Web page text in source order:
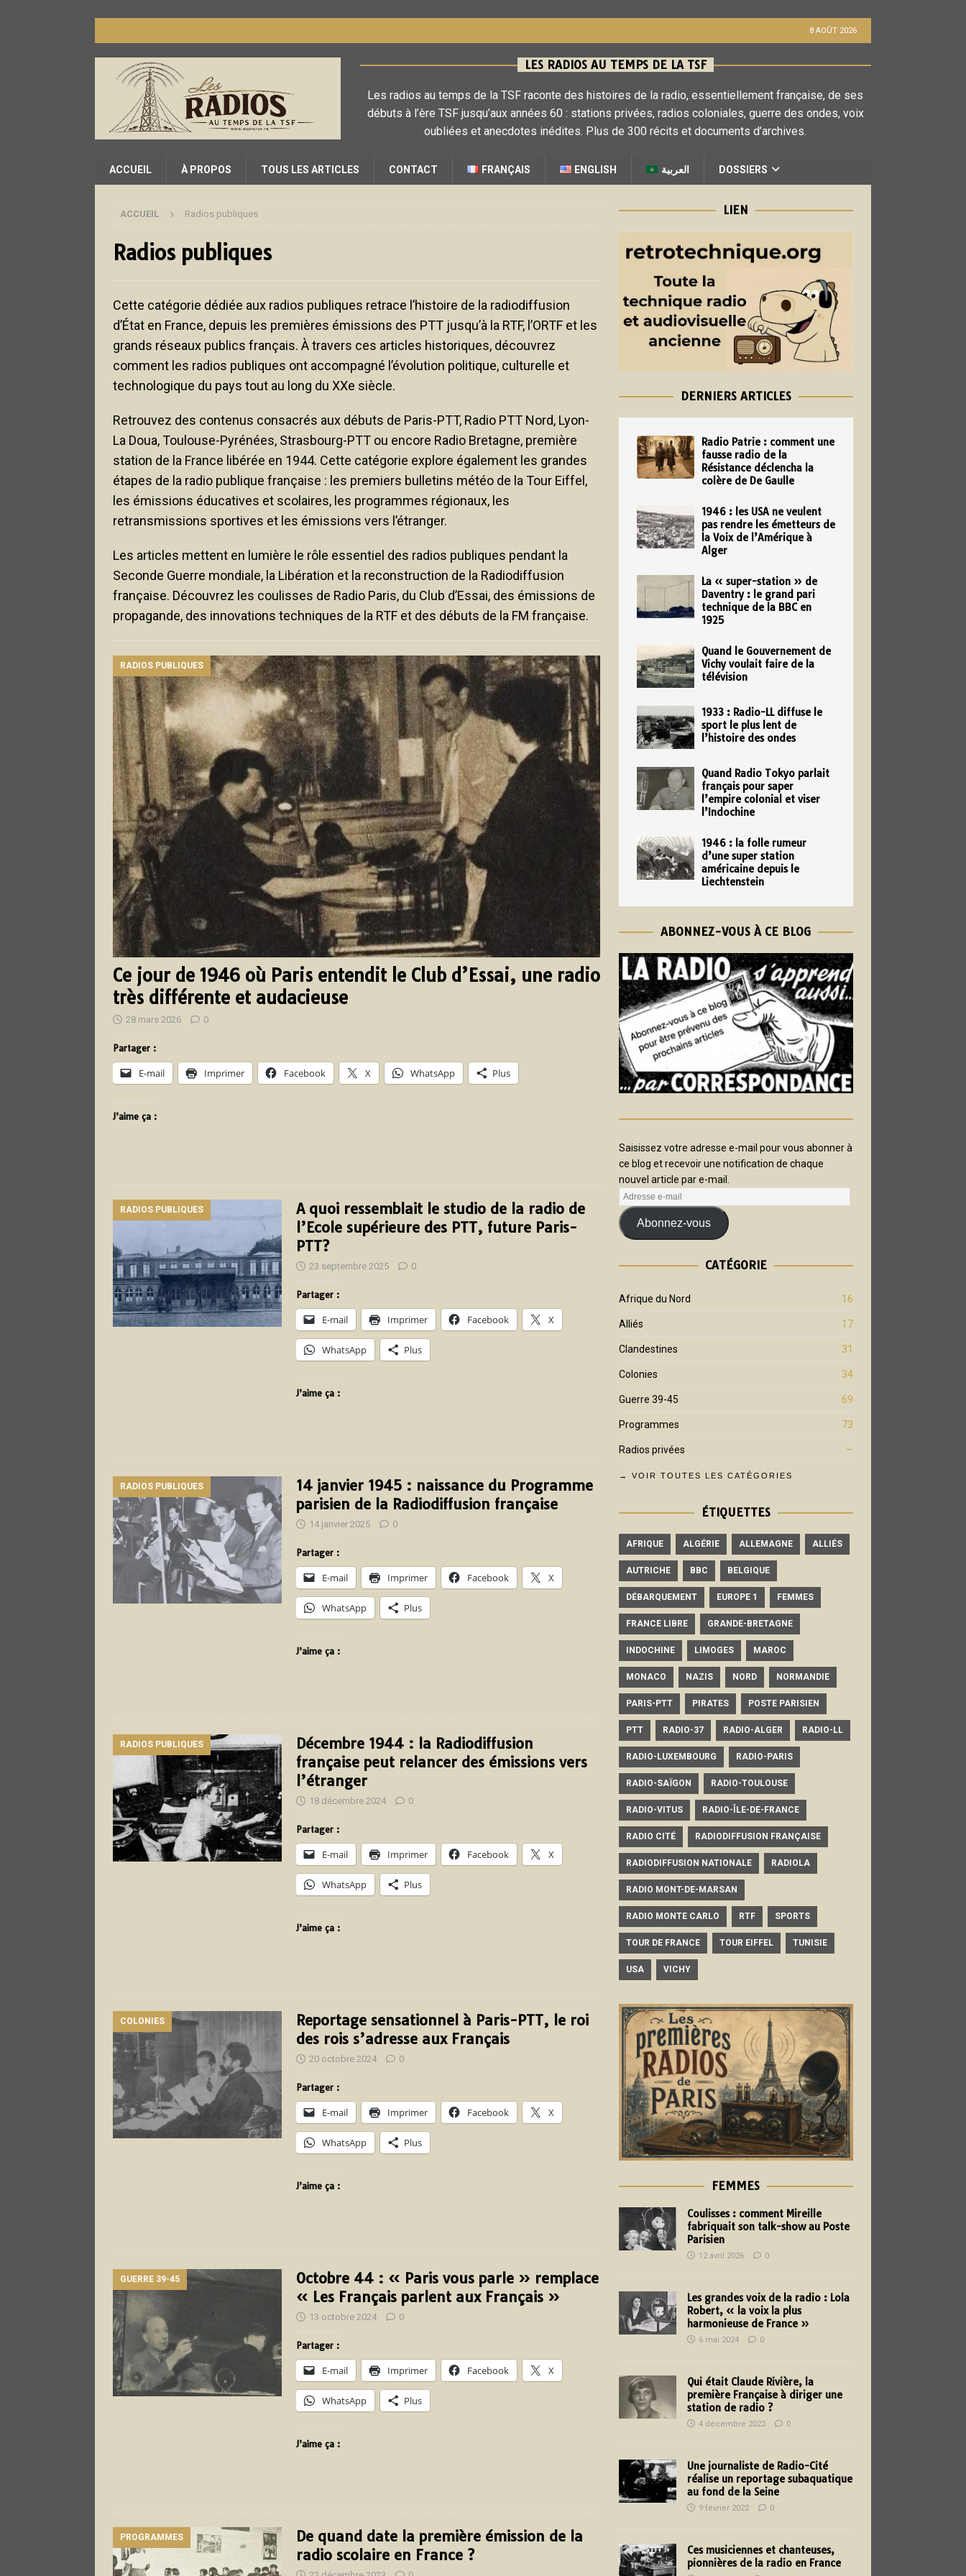
8 AOÛT 2026
LES RADIOS AU TEMPS DE LA TSF
Les radios au temps de la TSF raconte des histoires de la radio, essentiellement française, de ses
débuts à l’ère TSF jusqu’aux années 60 : stations privées, radios coloniales, guerre des ondes, voix
oubliées et anecdotes inédites. Plus de 300 récits et documents d’archives.
ACCUEIL À PROPOS TOUS LES ARTICLES CONTACT FRANÇAIS ENGLISH العربية DOSSIERS
ACCUEIL Radios publiques
Radios publiques
Cette catégorie dédiée aux radios publiques retrace l’histoire de la radiodiffusion
d’État en France, depuis les premières émissions des PTT jusqu’à la RTF, l’ORTF et les
grands réseaux publics français. À travers ces articles historiques, découvrez
comment les radios publiques ont accompagné l’évolution politique, culturelle et
technologique du pays tout au long du XXe siècle.
Retrouvez des contenus consacrés aux débuts de Paris-PTT, Radio PTT Nord, Lyon-
La Doua, Toulouse-Pyrénées, Strasbourg-PTT ou encore Radio Bretagne, première
station de la France libérée en 1944. Cette catégorie explore également les grandes
étapes de la radio publique française : les premiers bulletins météo de la Tour Eiffel,
les émissions éducatives et scolaires, les programmes régionaux, les
retransmissions sportives et les émissions vers l’étranger.
Les articles mettent en lumière le rôle essentiel des radios publiques pendant la
Seconde Guerre mondiale, la Libération et la reconstruction de la Radiodiffusion
française. Découvrez les coulisses de Radio Paris, du Club d’Essai, des émissions de
propagande, des innovations techniques de la RTF et des débuts de la FM française.
RADIOS PUBLIQUES
Ce jour de 1946 où Paris entendit le Club d’Essai, une radio
très différente et audacieuse
28 mars 2026 0
Partager :
E-mail Imprimer Facebook X WhatsApp Plus
J’aime ça :
RADIOS PUBLIQUES
A quoi ressemblait le studio de la radio de
l’Ecole supérieure des PTT, future Paris-
PTT?
23 septembre 2025 0
Partager :
E-mail Imprimer Facebook X
WhatsApp Plus
J’aime ça :
RADIOS PUBLIQUES
14 janvier 1945 : naissance du Programme
parisien de la Radiodiffusion française
14 janvier 2025 0
Partager :
E-mail Imprimer Facebook X
WhatsApp Plus
J’aime ça :
RADIOS PUBLIQUES
Décembre 1944 : la Radiodiffusion
française peut relancer des émissions vers
l’étranger
18 décembre 2024 0
Partager :
E-mail Imprimer Facebook X
WhatsApp Plus
J’aime ça :
COLONIES
Reportage sensationnel à Paris-PTT, le roi
des rois s’adresse aux Français
20 octobre 2024 0
Partager :
E-mail Imprimer Facebook X
WhatsApp Plus
J’aime ça :
GUERRE 39-45
Octobre 44 : « Paris vous parle » remplace
« Les Français parlent aux Français »
13 octobre 2024 0
Partager :
E-mail Imprimer Facebook X
WhatsApp Plus
J’aime ça :
PROGRAMMES
De quand date la première émission de la
radio scolaire en France ?
LIEN
DERNIERS ARTICLES
Radio Patrie : comment une
fausse radio de la
Résistance déclencha la
colère de De Gaulle
1946 : les USA ne veulent
pas rendre les émetteurs de
la Voix de l’Amérique à
Alger
La « super-station » de
Daventry : le grand pari
technique de la BBC en
1925
Quand le Gouvernement de
Vichy voulait faire de la
télévision
1933 : Radio-LL diffuse le
sport le plus lent de
l’histoire des ondes
Quand Radio Tokyo parlait
français pour saper
l’empire colonial et viser
l’Indochine
1946 : la folle rumeur
d’une super station
américaine depuis le
Liechtenstein
ABONNEZ-VOUS À CE BLOG
Saisissez votre adresse e-mail pour vous abonner à
ce blog et recevoir une notification de chaque
nouvel article par e-mail.
Abonnez-vous
CATÉGORIE
Afrique du Nord 16
Alliés 17
Clandestines 31
Colonies 34
Guerre 39-45 69
Programmes 73
Radios privées —
→ VOIR TOUTES LES CATÉGORIES
ÉTIQUETTES
AFRIQUE ALGÉRIE ALLEMAGNE ALLIÉS
AUTRICHE BBC BELGIQUE
DÉBARQUEMENT EUROPE 1 FEMMES
FRANCE LIBRE GRANDE-BRETAGNE
INDOCHINE LIMOGES MAROC
MONACO NAZIS NORD NORMANDIE
PARIS-PTT PIRATES POSTE PARISIEN
PTT RADIO-37 RADIO-ALGER RADIO-LL
RADIO-LUXEMBOURG RADIO-PARIS
RADIO-SAÏGON RADIO-TOULOUSE
RADIO-VITUS RADIO-ÎLE-DE-FRANCE
RADIO CITÉ RADIODIFFUSION FRANÇAISE
RADIODIFFUSION NATIONALE RADIOLA
RADIO MONT-DE-MARSAN
RADIO MONTE CARLO RTF SPORTS
TOUR DE FRANCE TOUR EIFFEL TUNISIE
USA VICHY
FEMMES
Coulisses : comment Mireille
fabriquait son talk-show au Poste
Parisien
12 avril 2026 0
Les grandes voix de la radio : Lola
Robert, « la voix la plus
harmonieuse de France »
6 mai 2024 0
Qui était Claude Rivière, la
première Française à diriger une
station de radio ?
4 décembre 2022 0
Une journaliste de Radio-Cité
réalise un reportage subaquatique
au fond de la Seine
9 février 2022 0
Ces musiciennes et chanteuses,
pionnières de la radio en France